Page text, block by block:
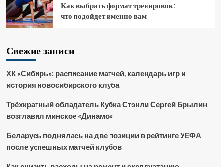
Как выбрать формат тренировок:
что подойдет именно вам
Свежие записи
ХК «Сибирь»: расписание матчей, календарь игр и
история новосибирского клуба
Трёхкратный обладатель Кубка Стэнли Сергей Брылин
возглавил минское «Динамо»
Беларусь поднялась на две позиции в рейтинге УЕФА
после успешных матчей клубов